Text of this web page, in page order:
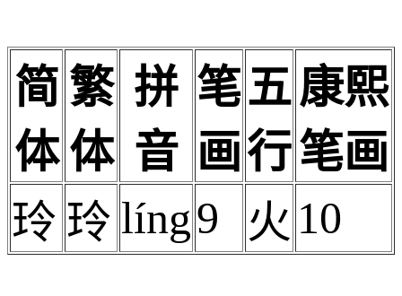
简
体
繁
体
拼
音
笔
画
五
行
康熙
笔画
玲 玲 líng9 火 10